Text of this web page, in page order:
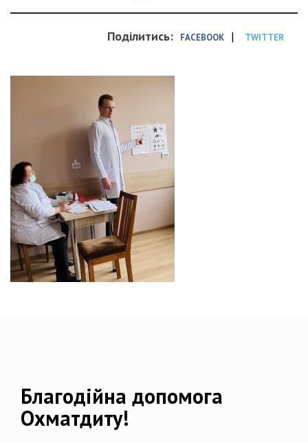
Поділитись: FACEBOOK | TWITTER
Благодійна допомога
Охматдиту!